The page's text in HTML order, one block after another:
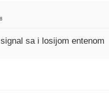
sa i losijom entenom